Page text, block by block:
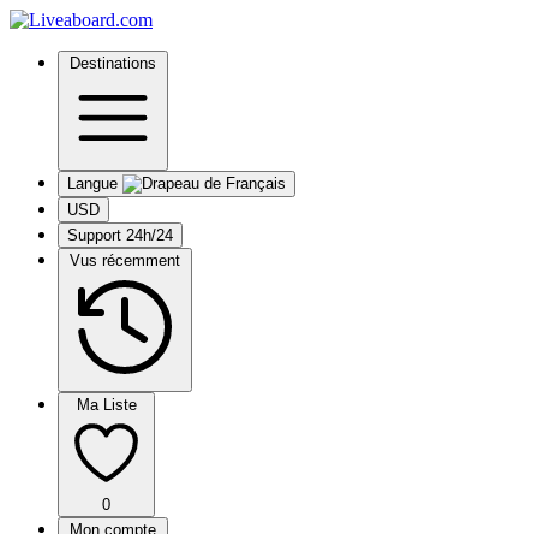
Destinations
Langue
USD
Support 24h/24
Vus récemment
Ma Liste
0
Mon compte